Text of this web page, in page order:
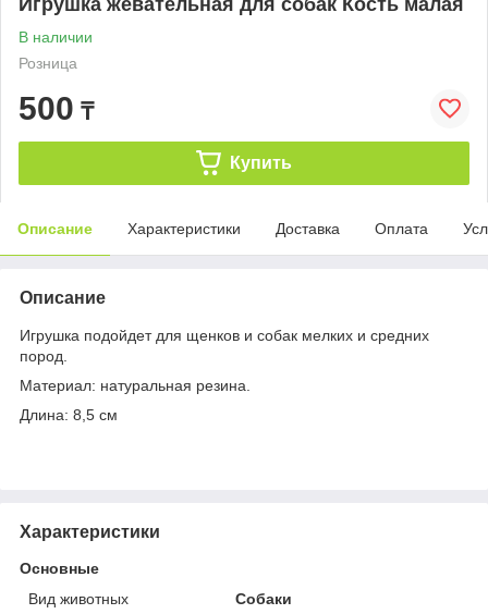
В наличии
Розница
500 ₸
Купить
Описание Характеристики Доставка Оплата
Описание
Игрушка подойдет для щенков и собак мелких и средних
пород.
Материал: натуральная резина.
Длина: 8,5 см
Характеристики
Основные
Вид животных
Собаки